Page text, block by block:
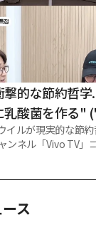
行き来する冗談に
方々の労苦に配慮
釈明した。 それと
じたすべての方に
今後はどんな席で
方々の献身に常に
3日に公開されたユ
的な節約哲
乳酸菌を作る"
イルが現実的な節約
ンネル「Vivo TV」
権と債務で絡まっ
、先輩そのものを
ス